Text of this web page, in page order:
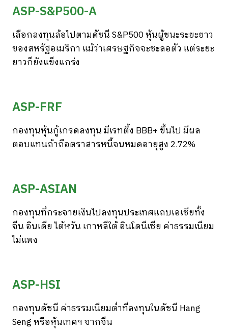
ASP-S&P500-A
เลือกลงทุนล้อไปตามดัชนี S&P500 หุ้นผู้ชนะระยะยาว
ของสหรัฐอเมริกา แม้ว่าเศรษฐกิจจะชะลอตัว แต่ระยะ
ยาวก็ยังแข็งแกร่ง
ASP-FRF
กองทุนหุ้นกู้เกรดลงทุน มีเรทติ้ง BBB+ ขึ้นไป มีผล
ตอบแทนถ้าถือตราสารหนี้จนหมดอายุสูง 2.72%
ASP-ASIAN
กองทุนที่กระจายเงินไปลงทุนประเทศแถบเอเชียทั้ง
จีน อินเดีย ไต้หวัน เกาหลีใต้ อินโดนีเซีย ค่าธรรมเนียม
ไม่แพง
ASP-HSI
กองทุนดัชนี ค่าธรรมเนียมต่ำที่ลงทุนในดัชนี Hang
Seng หรือหุ้นเทคฯ จากจีน